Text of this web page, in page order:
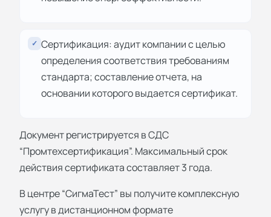
✓ Сертификация: аудит компании с целью
определения соответствия требованиям
стандарта; составление отчета, на
основании которого выдается сертификат.
Документ регистрируется в СДС
“Промтехсертификация”. Максимальный срок
действия сертификата составляет 3 года.
В центре “СигмаТест” вы получите комплексную
услугу в дистанционном формате